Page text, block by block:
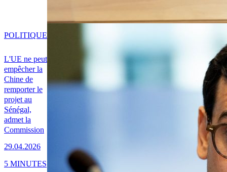
L'UE ne peut
empêcher la
Chine de
remporter le
projet au
Sénégal,
admet la
Commission
29.04.2026
POLITIQUE
5 MINUTES